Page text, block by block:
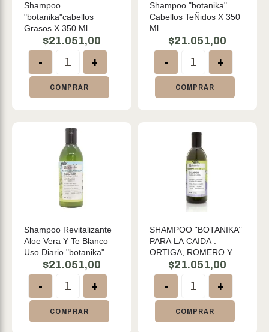
Shampoo
"botanika"cabellos
Grasos X 350 Ml
$21.051,00
- +
COMPRAR
Shampoo "botanika"
Cabellos TeÑidos X 350
Ml
$21.051,00
- +
COMPRAR
Shampoo Revitalizante
Aloe Vera Y Te Blanco
Uso Diario "botanika"
Cruelty Free 350ml
$21.051,00
- +
COMPRAR
SHAMPOO ¨BOTANIKA¨
PARA LA CAIDA .
ORTIGA, ROMERO Y
JENGIBRE. 350 ML
$21.051,00
- +
COMPRAR